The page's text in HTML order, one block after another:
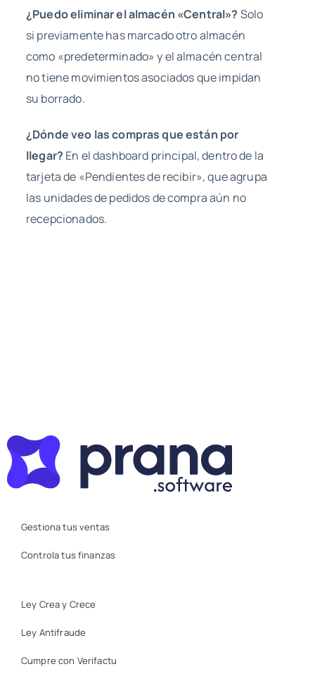
¿Puedo eliminar el almacén «Central»? Solo
si previamente has marcado otro almacén
como «predeterminado» y el almacén central
no tiene movimientos asociados que impidan
su borrado.
¿Dónde veo las compras que están por
llegar? En el dashboard principal, dentro de la
tarjeta de «Pendientes de recibir», que agrupa
las unidades de pedidos de compra aún no
recepcionados.
Gestiona tus ventas
Controla tus finanzas
Ley Crea y Crece
Ley Antifraude
Cumpre con Verifactu